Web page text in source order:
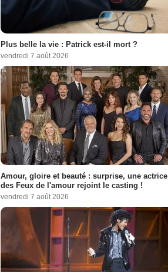
Plus belle la vie : Patrick est-il mort ?
vendredi 7 août 2026
Amour, gloire et beauté : surprise, une actrice
des Feux de l'amour rejoint le casting !
vendredi 7 août 2026